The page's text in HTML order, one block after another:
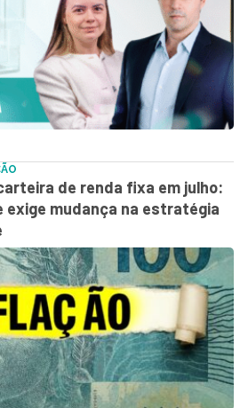
de renda fixa em julho:
mudança na estratégia